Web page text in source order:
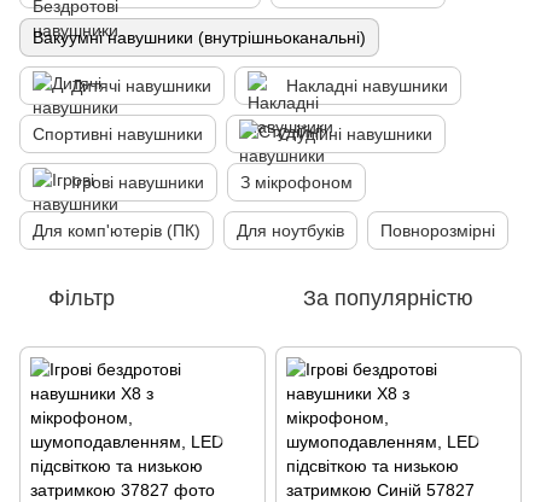
Вакуумні навушники (внутрішньоканальні)
Дитячі навушники Накладні навушники
Спортивні навушники Студійні навушники
Ігрові навушники З мікрофоном
Для комп'ютерів (ПК) Для ноутбуків Повнорозмірні
Фільтр За популярністю